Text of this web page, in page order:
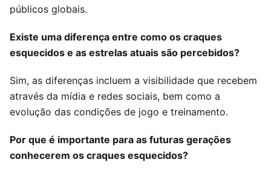
públicos globais.
Existe uma diferença entre como os craques
esquecidos e as estrelas atuais são percebidos?
Sim, as diferenças incluem a visibilidade que recebem
através da mídia e redes sociais, bem como a
evolução das condições de jogo e treinamento.
Por que é importante para as futuras gerações
conhecerem os craques esquecidos?